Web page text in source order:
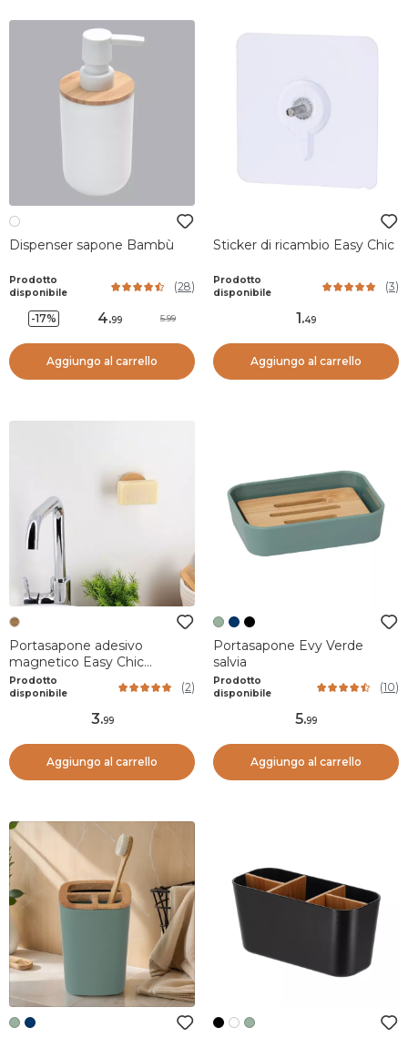
Dispenser sapone Bambù
Prodotto
disponibile
(28)
-17% 4.99 5.99
Aggiungo al carrello
Sticker di ricambio Easy Chic
Prodotto
disponibile
(3)
1.49
Aggiungo al carrello
Portasapone adesivo
magnetico Easy Chic
Naturale
Prodotto
disponibile
(2)
3.99
Aggiungo al carrello
Portasapone Evy Verde
salvia
Prodotto
disponibile
(10)
5.99
Aggiungo al carrello